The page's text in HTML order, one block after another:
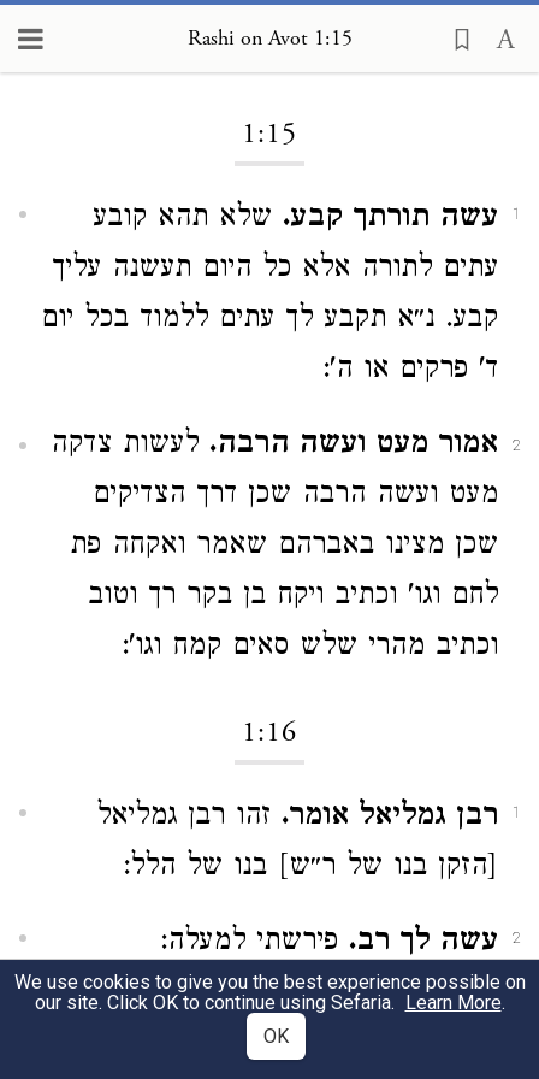
Rashi on Avot 1:15
1:15
1 עשה תורתך קבע. שלא תהא קובע
עתים לתורה אלא כל היום תעשנה עליך
קבע. נ״א תקבע לך עתים ללמוד בכל יום
ד' פרקים או ה':
2 אמור מעט ועשה הרבה. לעשות צדקה
מעט ועשה הרבה שכן דרך הצדיקים
שכן מצינו באברהם שאמר ואקחה פת
לחם וגו' וכתיב ויקח בן בקר רך וטוב
וכתיב מהרי שלש סאים קמח וגו':
1:16
1 רבן גמליאל אומר. זהו רבן גמליאל
[הזקן בנו של ר״ש] בנו של הלל:
2 עשה לך רב. פירשתי למעלה:
והסתלק מן הספק.שאם תלמוד
מעצמך תרבה לך ספקות. נ״א שלא תהא
We use cookies to give you the best experience possible on
our site. Click OK to continue using Sefaria. Learn More.
OK